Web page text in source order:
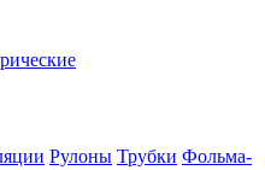
Рулоны Трубки Фольма-